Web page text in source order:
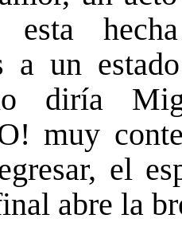
esta
a un
diría
muy
el
abre la